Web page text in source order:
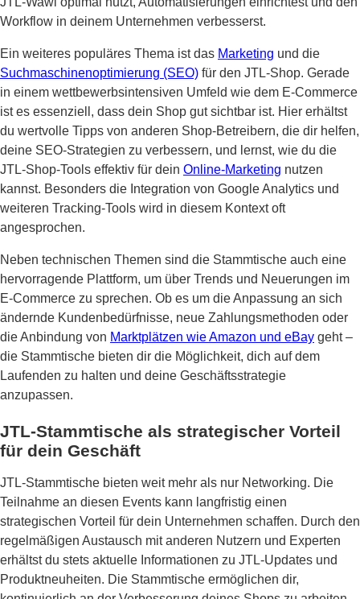
Workflow in deinem Unternehmen verbesserst.
Ein weiteres populäres Thema ist das Marketing und die
Suchmaschinenoptimierung (SEO) für den JTL-Shop. Gerade
in einem wettbewerbsintensiven Umfeld wie dem E-Commerce
ist es essenziell, dass dein Shop gut sichtbar ist. Hier erhältst
du wertvolle Tipps von anderen Shop-Betreibern, die dir helfen,
deine SEO-Strategien zu verbessern, und lernst, wie du die
JTL-Shop-Tools effektiv für dein Online-Marketing nutzen
kannst. Besonders die Integration von Google Analytics und
weiteren Tracking-Tools wird in diesem Kontext oft
angesprochen.
Neben technischen Themen sind die Stammtische auch eine
hervorragende Plattform, um über Trends und Neuerungen im
E-Commerce zu sprechen. Ob es um die Anpassung an sich
ändernde Kundenbedürfnisse, neue Zahlungsmethoden oder
die Anbindung von Marktplätzen wie Amazon und eBay geht –
die Stammtische bieten dir die Möglichkeit, dich auf dem
Laufenden zu halten und deine Geschäftsstrategie
anzupassen.
JTL-Stammtische als strategischer Vorteil
für dein Geschäft
JTL-Stammtische bieten weit mehr als nur Networking. Die
Teilnahme an diesen Events kann langfristig einen
strategischen Vorteil für dein Unternehmen schaffen. Durch den
regelmäßigen Austausch mit anderen Nutzern und Experten
erhältst du stets aktuelle Informationen zu JTL-Updates und
Produktneuheiten. Die Stammtische ermöglichen dir,